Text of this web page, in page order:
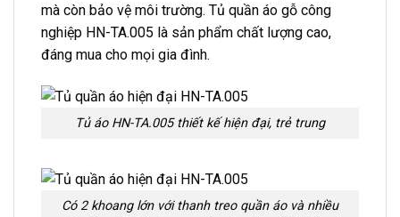
mà còn bảo vệ môi trường. Tủ quần áo gỗ công
nghiệp HN-TA.005 là sản phẩm chất lượng cao,
đáng mua cho mọi gia đình.
Tủ áo HN-TA.005 thiết kế hiện đại, trẻ trung
Có 2 khoang lớn với thanh treo quần áo và nhiều